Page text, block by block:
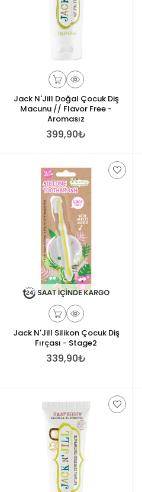
Jack N'Jill Doğal Çocuk Diş
Macunu // Flavor Free -
Aromasız
399,90₺
Jack N'Jill Silikon Çocuk Diş
Fırçası - Stage2
339,90₺